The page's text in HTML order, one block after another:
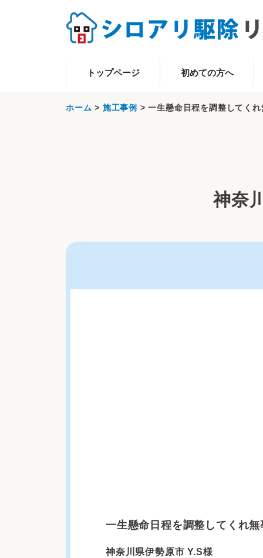
トップページ 初めての方へ
ホーム > 施工事例 >一生懸命日程を調整してく
神奈
一生懸命日程を調整してくれ
神奈川県伊勢原市 Y.S様